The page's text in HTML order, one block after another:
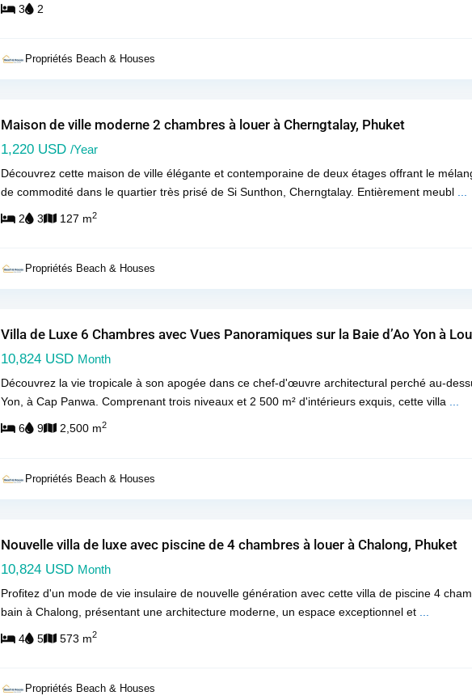
3 2
Propriétés Beach & Houses
Maison de ville moderne 2 chambres à louer à Cherngtalay, Phuket
1,220 USD /Year
Découvrez cette maison de ville élégante et contemporaine de deux étages offrant le
de commodité dans le quartier très prisé de Si Sunthon, Cherngtalay. Entièrement meubl
2 3 127 m2
Propriétés Beach & Houses
Villa de Luxe 6 Chambres avec Vues Panoramiques sur la Baie d’Ao Yon à
10,824 USD Month
Découvrez la vie tropicale à son apogée dans ce chef-d'œuvre architectural perché au-
Yon, à Cap Panwa. Comprenant trois niveaux et 2 500 m² d'intérieurs exquis, cette villa ...
6 9 2,500 m2
Propriétés Beach & Houses
Nouvelle villa de luxe avec piscine de 4 chambres à louer à Chalong, Phuket
10,824 USD Month
Profitez d'un mode de vie insulaire de nouvelle génération avec cette villa de piscine 4
bain à Chalong, présentant une architecture moderne, un espace exceptionnel et
4 5 573 m2
Propriétés Beach & Houses